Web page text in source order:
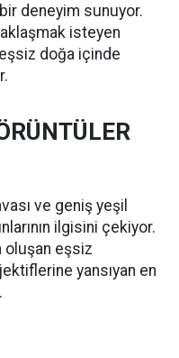
deneyim sunuyor.
isteyen
doğa içinde
ve geniş yeşil
ilgisini çekiyor.
oluşan eşsiz
yansıyan en